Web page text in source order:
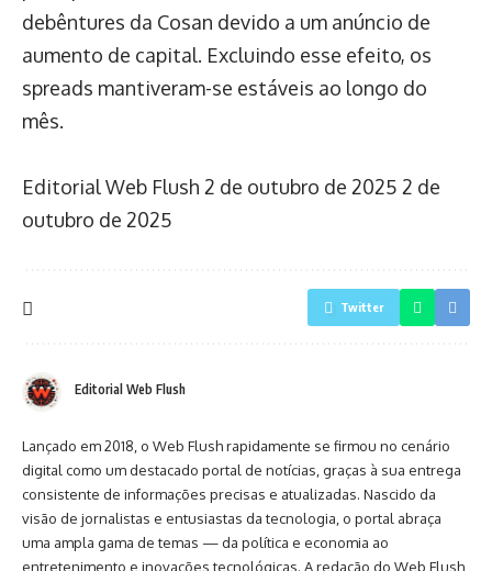
debêntures da Cosan devido a um anúncio de
aumento de capital. Excluindo esse efeito, os
spreads mantiveram-se estáveis ao longo do
mês.
Editorial Web Flush 2 de outubro de 2025 2 de
outubro de 2025
Twitter
Editorial Web Flush
Lançado em 2018, o Web Flush rapidamente se firmou no cenário
digital como um destacado portal de notícias, graças à sua entrega
consistente de informações precisas e atualizadas. Nascido da
visão de jornalistas e entusiastas da tecnologia, o portal abraça
uma ampla gama de temas — da política e economia ao
entretenimento e inovações tecnológicas. A redação do Web Flush,